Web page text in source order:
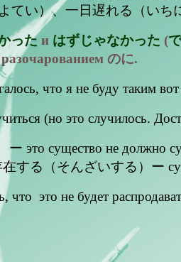
てい）、一日遅れる（いち
った и はずじゃなかった (
のに.
что я не буду таким
(но это случилось.
это существо не должно
する（そんざいする）ー
что это не будет